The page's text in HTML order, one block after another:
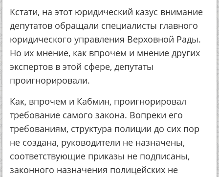
Кстати, на этот юридический казус внимание
депутатов обращали специалисты главного
юридического управления Верховной Рады.
Но их мнение, как впрочем и мнение других
экспертов в этой сфере, депутаты
проигнорировали.
Как, впрочем и Кабмин, проигнорировал
требование самого закона. Вопреки его
требованиям, структура полиции до сих пор
не создана, руководители не назначены,
соответствующие приказы не подписаны,
законного назначения полицейских не